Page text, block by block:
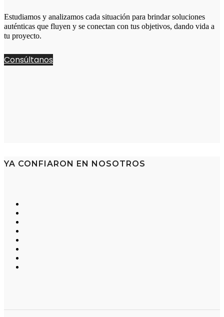
Estudiamos y analizamos cada situación para brindar soluciones
auténticas que fluyen y se conectan con tus objetivos, dando vida a
tu proyecto.
Consúltanos
YA CONFIARON EN NOSOTROS